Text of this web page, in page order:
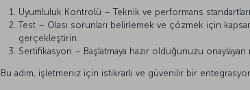
Uyumluluk Kontrolü – Teknik ve performans
Test – Olası sorunları belirlemek ve çözmek için
gerçekleştirin.
Sertifikasyon – Başlatmaya hazır olduğunuzu onaylayan
Bu adım, işletmeniz için istikrarlı ve güvenilir bir